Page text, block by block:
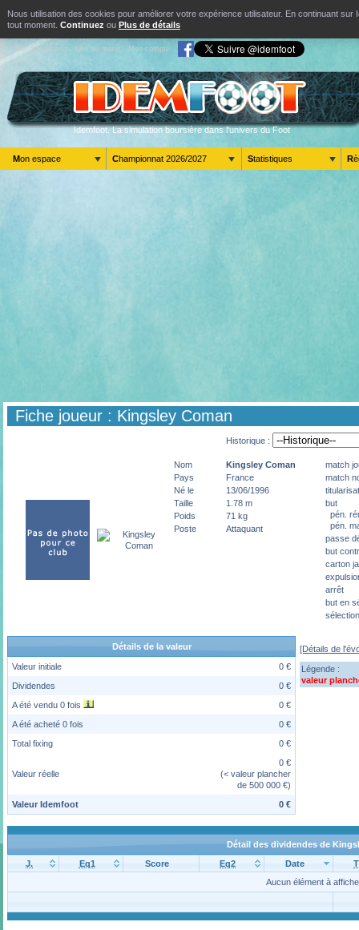
Nous utilisation des cookies pour améliorer votre expérience utilisateur. En continuant
tout moment. Continuez ou Plus de détails
Aller au contenu Aller au menu Mon compte
Idemfoot. La simulation boursière dans l'univers du Foot
Mon espace Championnat 2026/2027 Statistiques
Fiche joueur : Kingsley Coman
Historique :
Nom Kingsley Coman
Pays
France
Né le
13/06/1996
Taille
1.78 m
Poids
71 kg
Poste
Attaquant
match
match
but
pén.
pén.
passe
but
carton
arrêt
but en
sélection
Détails de la valeur
Valeur initiale
0 €
Dividendes
0 €
A été vendu 0 fois
0 €
A été acheté 0 fois
0 €
Total fixing
0 €
Valeur réelle
0 €
(< valeur plancher
de 500 000 €)
Valeur Idemfoot
0 €
[Détails de
Légende :
valeur
Détail des dividendes de
J.
Eq1 Score Eq2 Date
Aucun élément à